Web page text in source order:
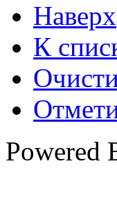
Наверх
К
Powered